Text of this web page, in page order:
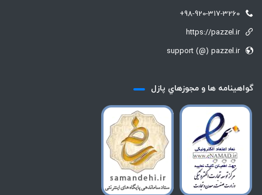
+98-920-317-3260
https://pazzel.ir
support (@) pazzel.ir
گواهينامه ها و مجوزهاي پازل